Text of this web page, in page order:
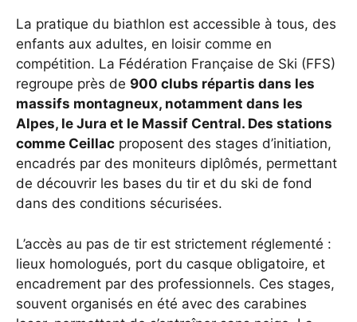
La pratique du biathlon est accessible à tous, des
enfants aux adultes, en loisir comme en
compétition. La Fédération Française de Ski (FFS)
regroupe près de 900 clubs répartis dans les
massifs montagneux, notamment dans les
Alpes, le Jura et le Massif Central. Des stations
comme Ceillac proposent des stages d’initiation,
encadrés par des moniteurs diplômés, permettant
de découvrir les bases du tir et du ski de fond
dans des conditions sécurisées.
L’accès au pas de tir est strictement réglementé :
lieux homologués, port du casque obligatoire, et
encadrement par des professionnels. Ces stages,
souvent organisés en été avec des carabines